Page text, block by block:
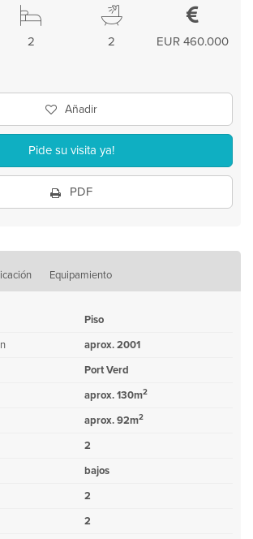
EUR 460.000
2
2
Añadir
Pide su visita ya!
PDF
Equipamiento
Piso
aprox. 2001
Port Verd
aprox. 130m2
aprox. 92m2
2
bajos
2
2